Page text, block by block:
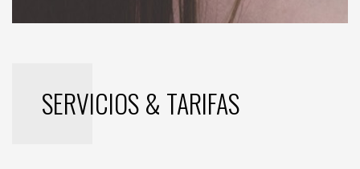
SERVICIOS & TARIFAS